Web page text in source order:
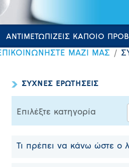
ΑΝΤΙΜΕΤΩΠΙΖΕΙΣ ΚΑΠΟΙΟ
ΜΑΖΙ ΜΑΣ
ΣΥΧΝΕΣ ΕΡΩΤΗΣΕΙΣ
Επιλέξτε κατηγορία
Τι πρέπει να κάνω ώστε ο